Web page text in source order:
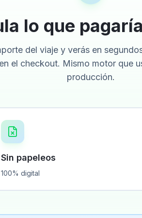
lo que
del viaje y verás en
el checkout. Mismo motor que
producción.
Sin papeleos
100% digital